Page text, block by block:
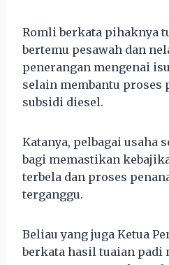
Romli berkata pihaknya
bertemu pesawah dan
penerangan mengenai
selain membantu proses
subsidi diesel.
Katanya, pelbagai usaha
bagi memastikan
terbela dan proses
terganggu.
Beliau yang juga Ketua
berkata hasil tuaian padi